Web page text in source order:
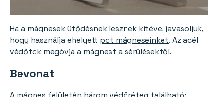
Ha a mágnesek ütődésnek lesznek kitéve, javasoljuk,
hogy használja ehelyett pot mágneseinket. Az acél
védőtok megóvja a mágnest a sérülésektől.
Bevonat
A mágnes felületén három védőréteg található: